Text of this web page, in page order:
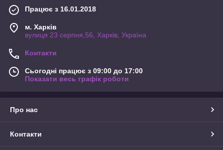
Працює з 16.01.2018
м. Харків
вулиця 23 серпня,56, Харків, Україна
Контакти
Сьогодні працює з 09:00 до 17:00
Показати весь графік роботи
Про нас
Контакти